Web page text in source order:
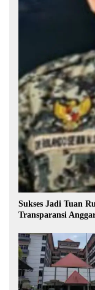
Sukses Jadi Tuan
Transparansi